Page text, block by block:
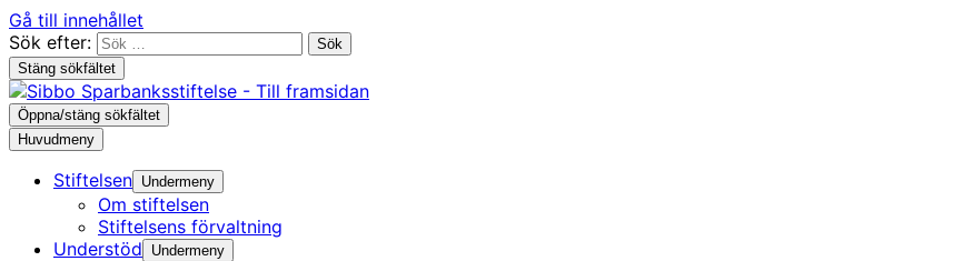
Gå till innehållet
Sök efter:
Stäng sökfältet
Öppna/stäng sökfältet
Huvudmeny
Stiftelsen Undermeny
Om stiftelsen
Stiftelsens förvaltning
Understöd
Undermeny